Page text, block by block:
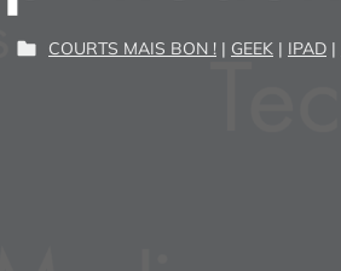
P
P
COURTS MAIS BON ! | GEEK | IPAD |